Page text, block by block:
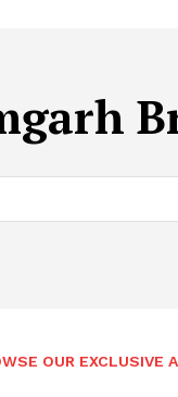
OUR EXCLUSIVE